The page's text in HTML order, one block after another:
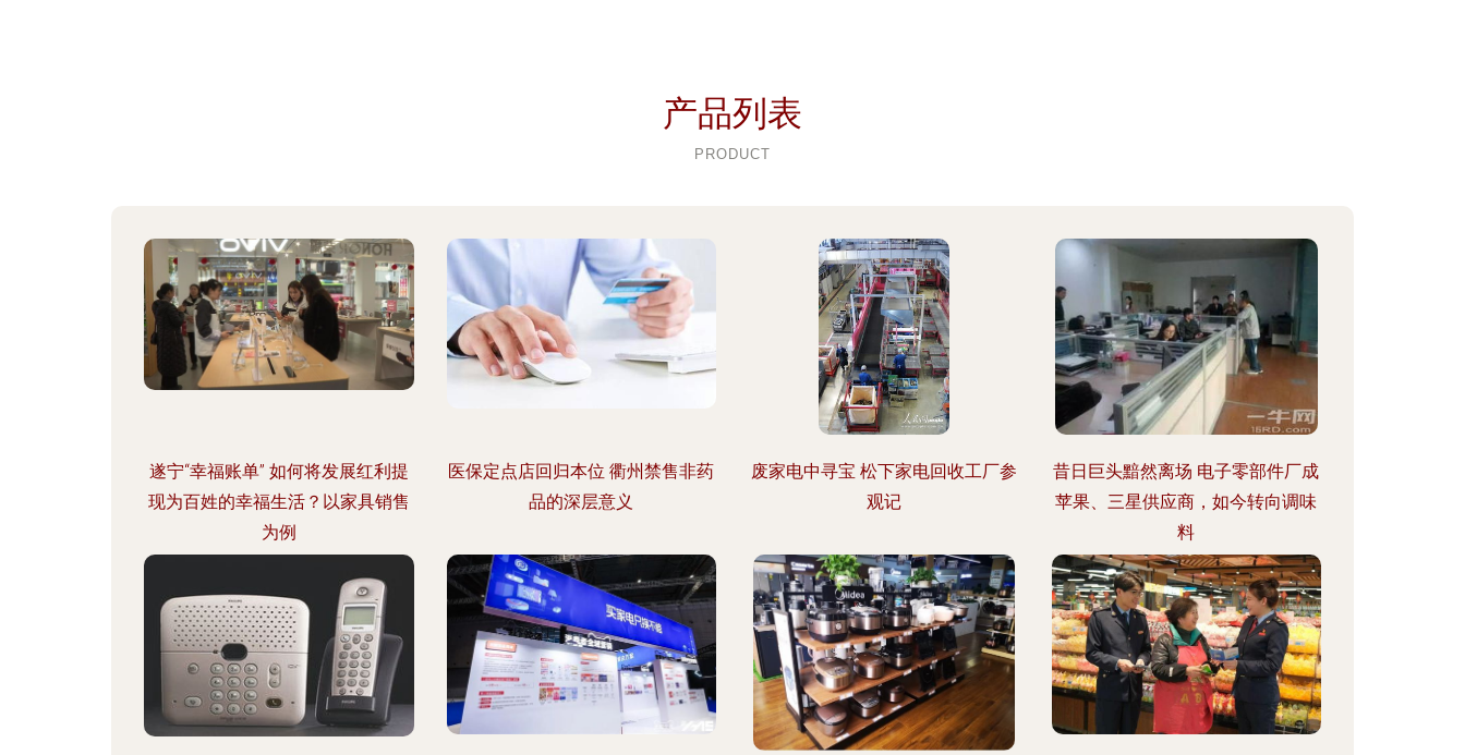
产品列表
PRODUCT
遂宁“幸福账单” 如何将发展红利提
现为百姓的幸福生活？以家具销售
为例
医保定点店回归本位 衢州禁售非药
品的深层意义
废家电中寻宝 松下家电回收工厂参
观记
昔日巨头黯然离场 电子零部件厂成
苹果、三星供应商，如今转向调味
料